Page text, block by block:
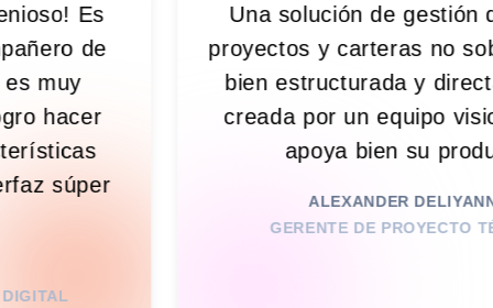
ingenioso! Es
compañero de
lo cual es muy
mí. No logro hacer
características
de interfaz súper
MARKETING DIGITAL
Una solución
proyectos y
bien
creada por un
apoya
GERENTE DE